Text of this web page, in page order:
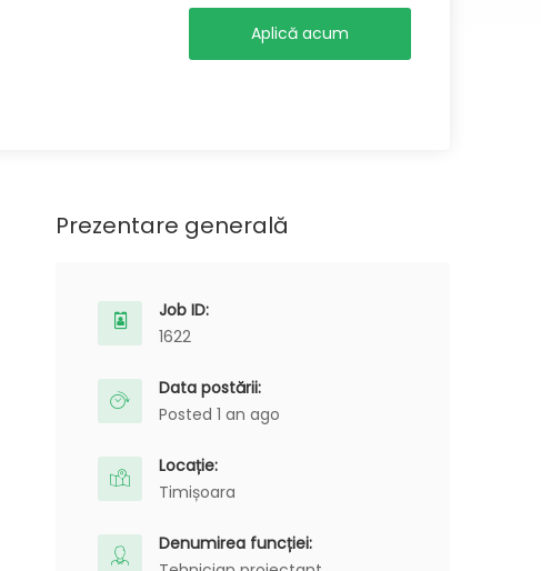
Aplică acum
Prezentare generală
Job ID:
1622
Data postării:
Posted 1 an ago
Locație:
Timișoara
Denumirea funcției: